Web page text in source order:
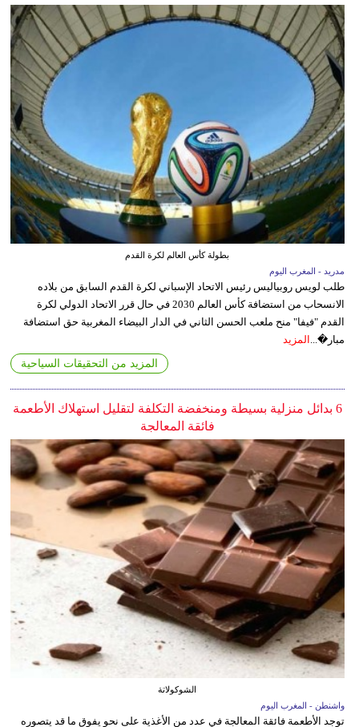
بطولة كأس العالم لكرة القدم
مدريد - المغرب اليوم
طلب لويس روبياليس رئيس الاتحاد الإسباني لكرة القدم السابق من بلاده
الانسحاب من استضافة كأس العالم 2030 في حال قرر الاتحاد الدولي لكرة
القدم "فيفا" منح ملعب الحسن الثاني في الدار البيضاء المغربية حق استضافة
مبار�... المزيد
المزيد من التحقيقات السياحية
6 بدائل منزلية بسيطة ومنخفضة التكلفة لتقليل استهلاك الأطعمة
فائقة المعالجة
الشوكولاتة
واشنطن - المغرب اليوم
توجد الأطعمة فائقة المعالجة في عدد من الأغذية على نحو يفوق ما قد يتصوره